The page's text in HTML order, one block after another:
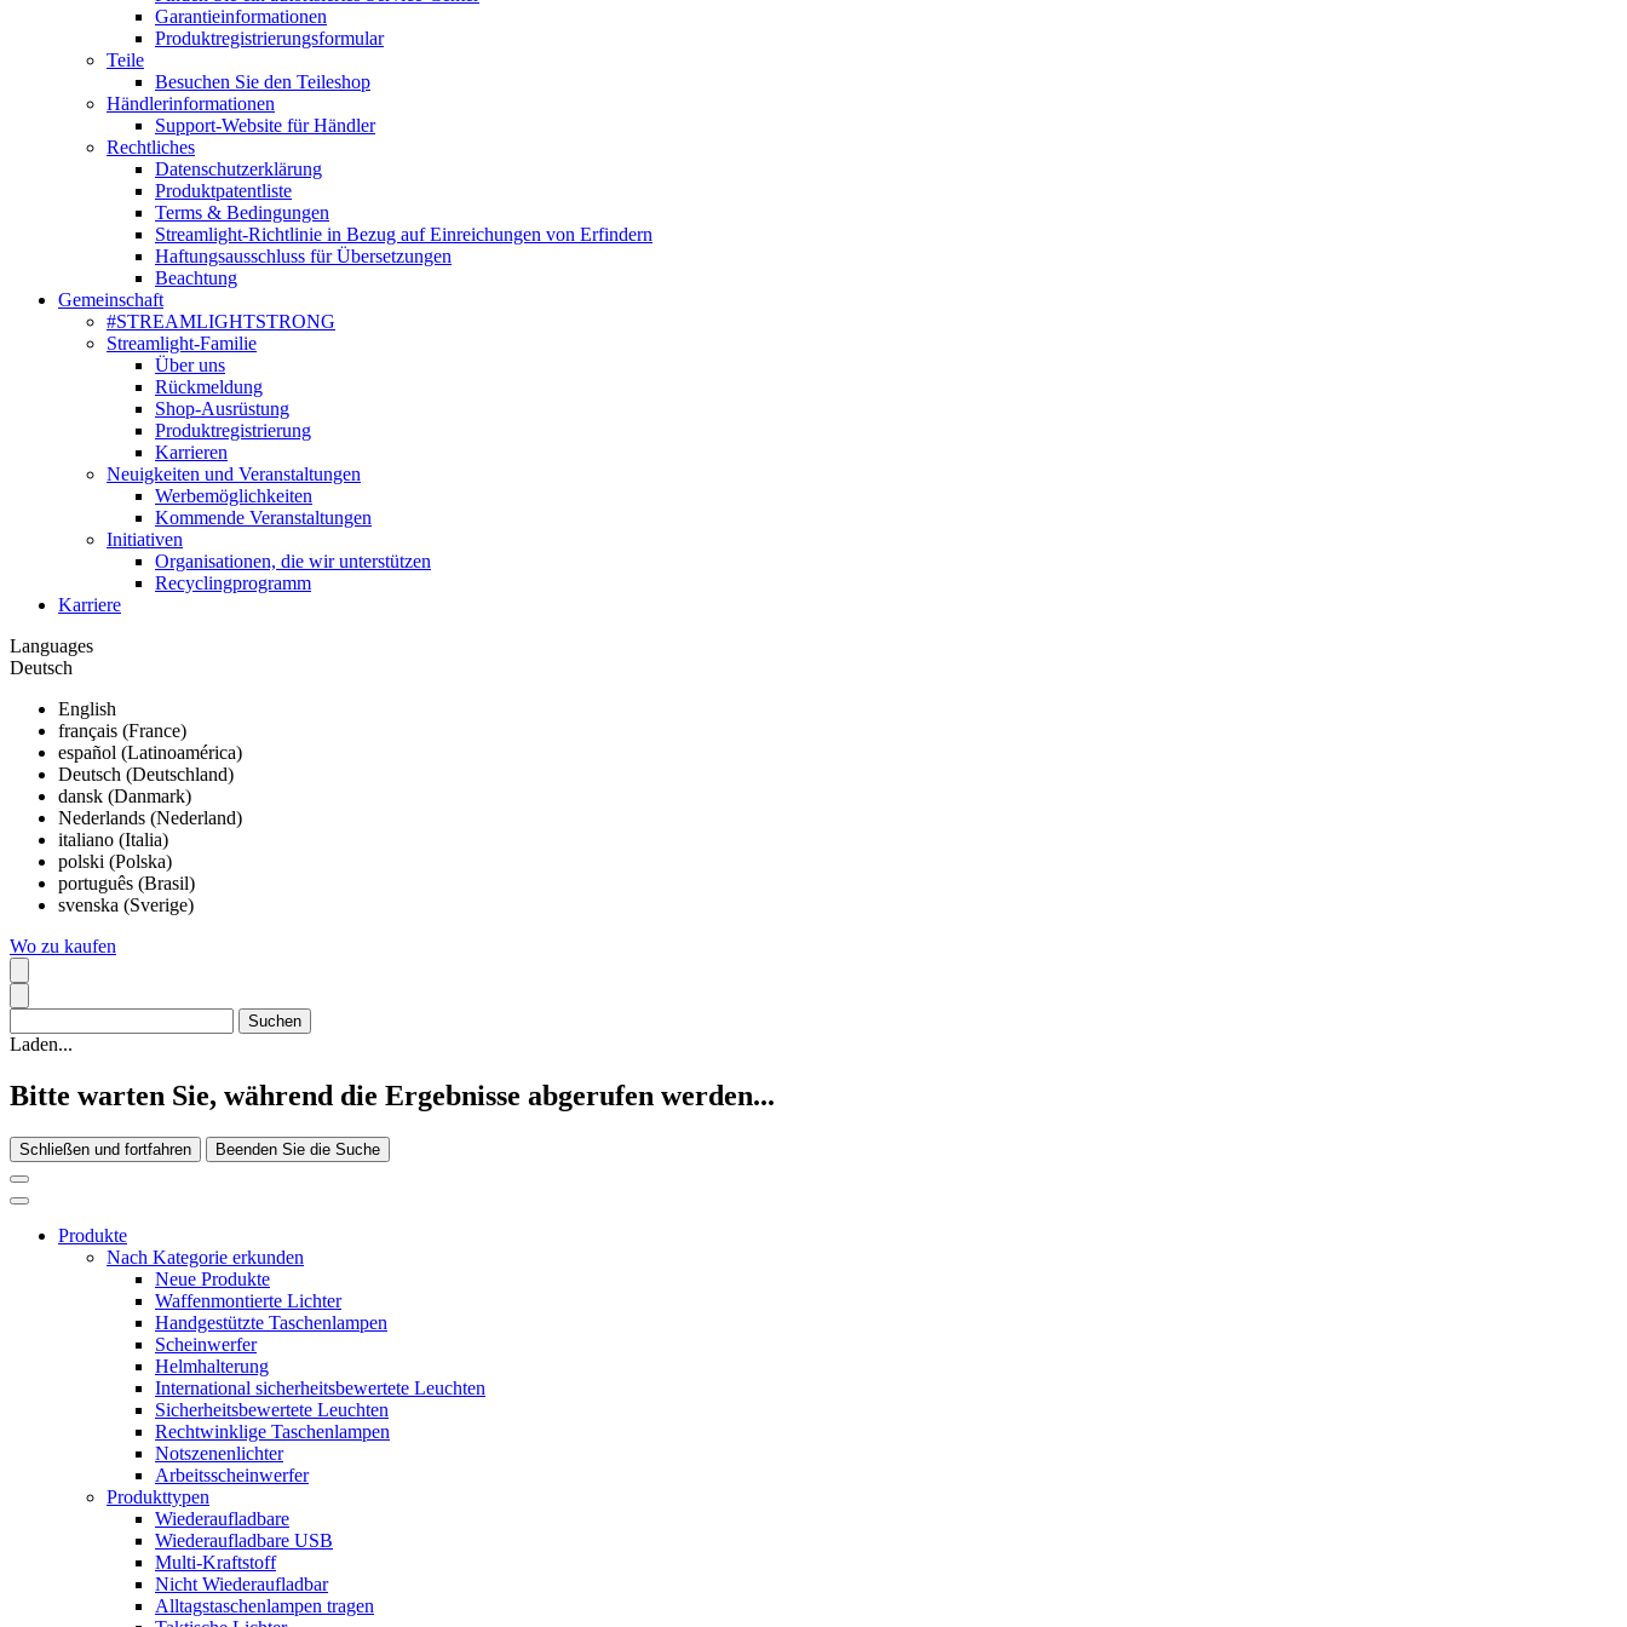
Garantieinformationen
Produktregistrierungsformular
Teile
Besuchen Sie den Teileshop
Händlerinformationen
Support-Website für Händler
Rechtliches
Datenschutzerklärung
Produktpatentliste
Terms & Bedingungen
Streamlight-Richtlinie in Bezug auf Einreichungen von Erfindern
Haftungsausschluss für Übersetzungen
Beachtung
Gemeinschaft
#STREAMLIGHTSTRONG
Streamlight-Familie
Über uns
Rückmeldung
Shop-Ausrüstung
Produktregistrierung
Karrieren
Neuigkeiten und Veranstaltungen
Werbemöglichkeiten
Kommende Veranstaltungen
Initiativen
Organisationen, die wir unterstützen
Recyclingprogramm
Karriere
Languages
Deutsch
English
français (France)
español (Latinoamérica)
Deutsch (Deutschland)
dansk (Danmark)
Nederlands (Nederland)
italiano (Italia)
polski (Polska)
português (Brasil)
svenska (Sverige)
Wo zu kaufen
Laden...
Bitte warten Sie, während die Ergebnisse abgerufen werden...
Schließen und fortfahren Beenden Sie die Suche
Produkte
Nach Kategorie erkunden
Neue Produkte
Waffenmontierte Lichter
Handgestützte Taschenlampen
Scheinwerfer
Helmhalterung
International sicherheitsbewertete Leuchten
Sicherheitsbewertete Leuchten
Rechtwinklige Taschenlampen
Notszenenlichter
Arbeitsscheinwerfer
Produkttypen
Wiederaufladbare
Wiederaufladbare USB
Multi-Kraftstoff
Nicht Wiederaufladbar
Alltagstaschenlampen tragen